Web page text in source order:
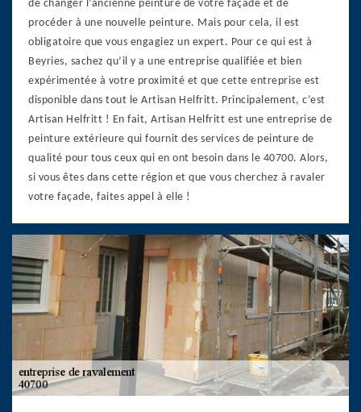
de changer l’ancienne peinture de votre façade et de
procéder à une nouvelle peinture. Mais pour cela, il est
obligatoire que vous engagiez un expert. Pour ce qui est à
Beyries, sachez qu’il y a une entreprise qualifiée et bien
expérimentée à votre proximité et que cette entreprise est
disponible dans tout le Artisan Helfritt. Principalement, c’est
Artisan Helfritt ! En fait, Artisan Helfritt est une entreprise de
peinture extérieure qui fournit des services de peinture de
qualité pour tous ceux qui en ont besoin dans le 40700. Alors,
si vous êtes dans cette région et que vous cherchez à ravaler
votre façade, faites appel à elle !